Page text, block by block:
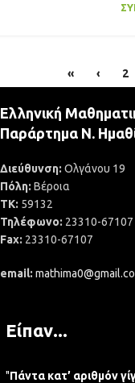
« ‹ 2
Ελληνική
Παράρτημα Ν.
Διεύθυνση: Ολγάνου 19
Πόλη: Βέροια
ΤΚ: 59132
Τηλέφωνο: 23310-67107
Fax: 23310-67107
email:
Είπαν...
"Πάντα κατ’ αριθμόν